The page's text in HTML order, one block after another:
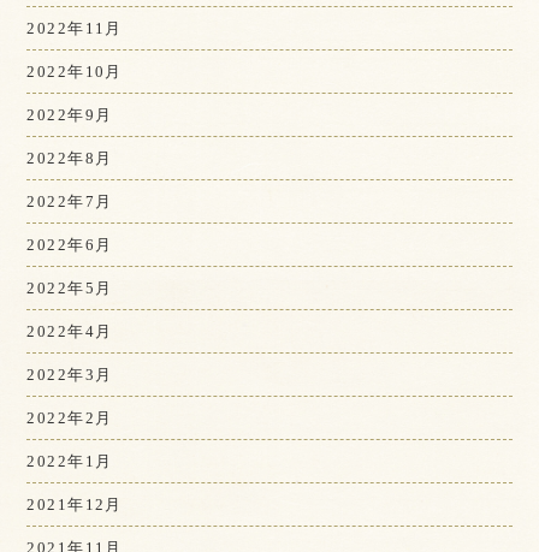
2022年11月
2022年10月
2022年9月
2022年8月
2022年7月
2022年6月
2022年5月
2022年4月
2022年3月
2022年2月
2022年1月
2021年12月
2021年11月